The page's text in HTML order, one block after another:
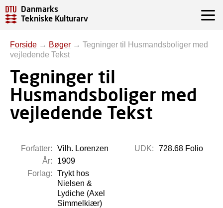
Danmarks
Tekniske Kulturarv
Forside → Bøger → Tegninger til Husmandsboliger med
vejledende Tekst
Tegninger til
Husmandsboliger med
vejledende Tekst
Forfatter:
Vilh. Lorenzen
År:
1909
Forlag:
Trykt hos
Nielsen &
Lydiche (Axel
Simmelkiær)
UDK: 728.68 Folio